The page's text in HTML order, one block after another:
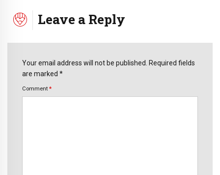
Leave a Reply
Your email address will not be published. Required fields
are marked *
Comment *